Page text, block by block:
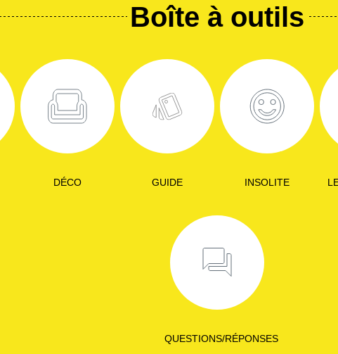
Boîte à outils
DÉCO GUIDE INSOLITE
QUESTIONS/RÉPONSES